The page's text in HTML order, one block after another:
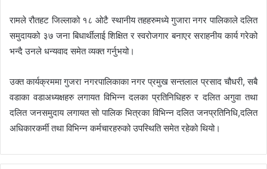
रामले रौतहट जिल्लाको १८ ओटै स्थानीय तहहरुमध्ये गुजारा नगर पालिकाले दलित
समुदायको ३७ जना बिधार्थीलाई शिक्षित र स्वरोजगार बनाएर सराहनीय कार्य गरेको
भन्दै उनले धन्यवाद समेत व्यक्त गर्नुभयो।
उक्त कार्यक्रममा गुजरा नगरपालिकाका नगर प्रमुख सन्तलाल प्रसाद चौधरी, सबै
वडाका वडाअध्यक्षहरु लगायत विभिन्न दलका प्रतिनिधिहरु र दलित अगुवा तथा
दलित जनसमुदाय लगायत सो पालिक भित्रका विभिन्न दलित जनप्रतिनिधि,दलित
अधिकारकर्मी तथा विभिन्न कर्मचारहरुको उपस्थिति समेत रहेको थियो।